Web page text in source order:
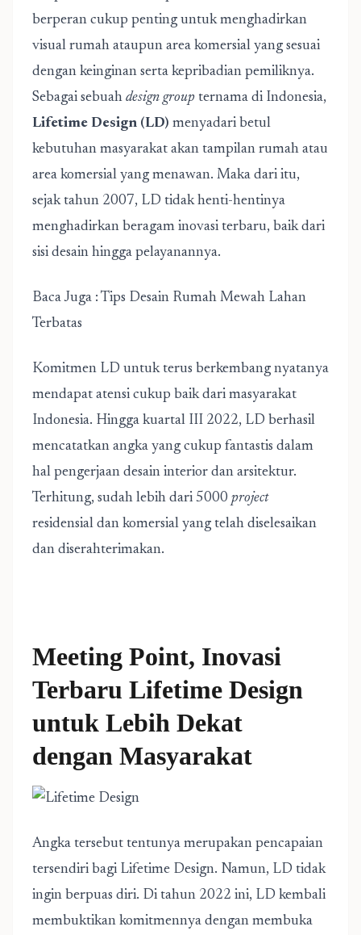
berperan cukup penting untuk menghadirkan
visual rumah ataupun area komersial yang sesuai
dengan keinginan serta kepribadian pemiliknya.
Sebagai sebuah design group ternama di Indonesia,
Lifetime Design (LD) menyadari betul
kebutuhan masyarakat akan tampilan rumah atau
area komersial yang menawan. Maka dari itu,
sejak tahun 2007, LD tidak henti-hentinya
menghadirkan beragam inovasi terbaru, baik dari
sisi desain hingga pelayanannya.
Baca Juga : Tips Desain Rumah Mewah Lahan
Terbatas
Komitmen LD untuk terus berkembang nyatanya
mendapat atensi cukup baik dari masyarakat
Indonesia. Hingga kuartal III 2022, LD berhasil
mencatatkan angka yang cukup fantastis dalam
hal pengerjaan desain interior dan arsitektur.
Terhitung, sudah lebih dari 5000 project
residensial dan komersial yang telah diselesaikan
dan diserahterimakan.
Meeting Point, Inovasi
Terbaru Lifetime Design
untuk Lebih Dekat
dengan Masyarakat
Angka tersebut tentunya merupakan pencapaian
tersendiri bagi Lifetime Design. Namun, LD tidak
ingin berpuas diri. Di tahun 2022 ini, LD kembali
membuktikan komitmennya dengan membuka